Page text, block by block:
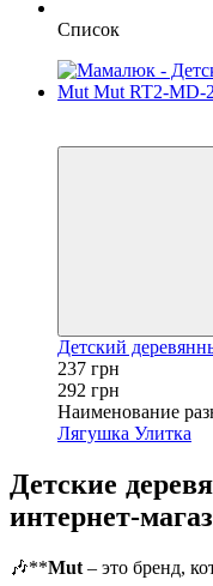
Список
Детский
237 грн
292 грн
Наименование
Лягушка Улитка
Детские
интернет-
🎶**Mut – это бренд,